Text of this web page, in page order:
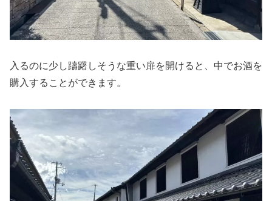
入るのに少し躊躇しそうな重い扉を開けると、中でお酒を
購入することができます。